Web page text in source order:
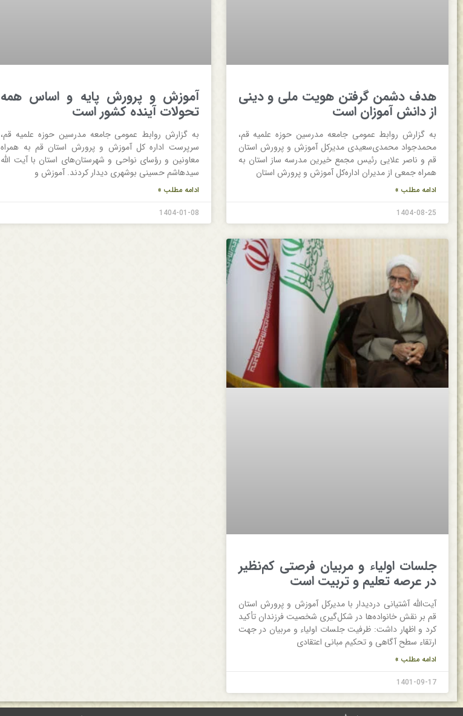
هدف دشمن گرفتن هویت ملی و دینی
از دانش آموزان است
به گزارش روابط عمومی جامعه مدرسین حوزه علمیه قم،
محمدجواد محمدی‌سعیدی مدیرکل آموزش و پرورش استان
قم و ناصر علایی رئیس مجمع خیرین مدرسه ساز استان به
همراه جمعی از مدیران اداره‌کل آموزش و پرورش استان
ادامه مطلب »
1404-08-25
آموزش و پرورش پایه و اساس همه
تحولات آینده کشور است
به گزارش روابط عمومی جامعه مدرسین حوزه علمیه قم،
سرپرست اداره کل آموزش و پرورش استان قم به همراه
معاونین و رؤسای نواحی و شهرستان‌های استان با آیت الله
سیدهاشم حسینی بوشهری دیدار کردند. آموزش و
ادامه مطلب »
1404-01-08
جلسات اولیاء و مربیان فرصتی کم‌نظیر
در عرصه تعلیم و تربیت است
آیت‌الله آشتیانی دردیدار با مدیرکل آموزش و پرورش استان
قم بر نقش خانواده‌ها در شکل‌گیری شخصیت فرزندان تأکید
کرد و اظهار داشت: ظرفیت جلسات اولیاء و مربیان در جهت
ارتقاء سطح آگاهی و تحکیم مبانی اعتقادی
ادامه مطلب »
1401-09-17